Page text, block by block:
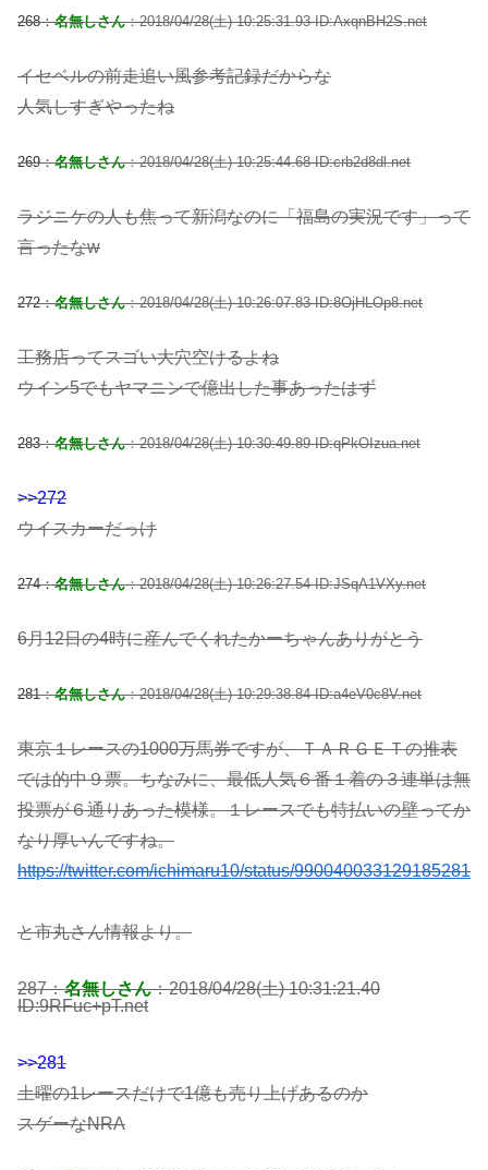
268：名無しさん：2018/04/28(土) 10:25:31.93 ID:AxqnBH2S.net
イセベルの前走追い風参考記録だからな
人気しすぎやったね
269：名無しさん：2018/04/28(土) 10:25:44.68 ID:crb2d8dl.net
ラジニケの人も焦って新潟なのに「福島の実況です」って
言ったなw
272：名無しさん：2018/04/28(土) 10:26:07.83 ID:8OjHLOp8.net
工務店ってスゴい大穴空けるよね
ウイン5でもヤマニンで億出した事あったはず
283：名無しさん：2018/04/28(土) 10:30:49.89 ID:qPkOIzua.net
>>272
ウイスカーだっけ
274：名無しさん：2018/04/28(土) 10:26:27.54 ID:JSqA1VXy.net
6月12日の4時に産んでくれたかーちゃんありがとう
281：名無しさん：2018/04/28(土) 10:29:38.84 ID:a4eV0c8V.net
東京１レースの1000万馬券ですが、ＴＡＲＧＥＴの推表
では的中９票。ちなみに、最低人気６番１着の３連単は無
投票が６通りあった模様。１レースでも特払いの壁ってか
なり厚いんですね。
https://twitter.com/ichimaru10/status/990040033129185281
と市丸さん情報より。
287：名無しさん：2018/04/28(土) 10:31:21.40
ID:9RFuc+pT.net
>>281
土曜の1レースだけで1億も売り上げあるのか
スゲーなNRA